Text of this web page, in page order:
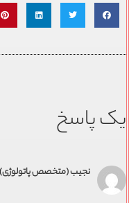
یک پاسخ
نجیب (متخصص پاتولوژی)